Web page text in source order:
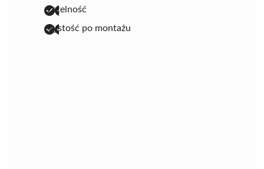
rzetelność
czystość po montażu